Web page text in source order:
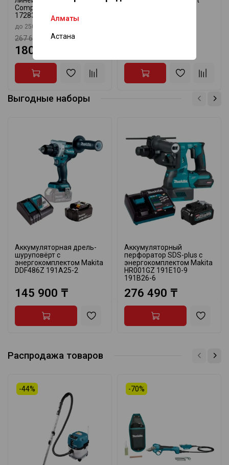
Алматы
Астана
Complete-Set STABILA
17283
до 250 м
267 645 ₸
180 890 ₸
Выгодные наборы
Аккумуляторная дрель-
шуруповёрт с
энергокомплектом Makita
DDF486Z 191A25-2
145 900 ₸
Аккумуляторный
перфоратор SDS-plus с
энергокомплектом Makita
HR001GZ 191E10-9
191B26-6
276 490 ₸
Распродажа товаров
-44% -70%